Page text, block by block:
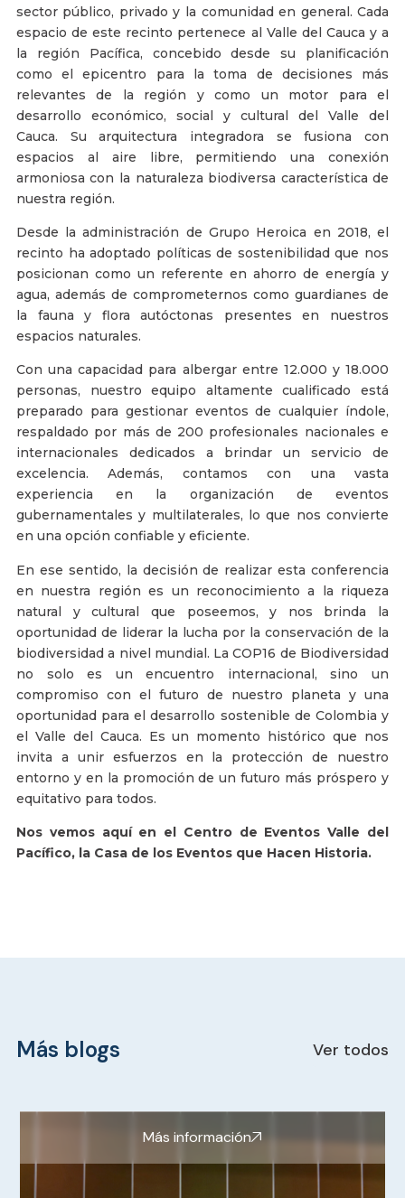
sector público, privado y la comunidad en general. Cada
espacio de este recinto pertenece al Valle del Cauca y a
la región Pacífica, concebido desde su planificación
como el epicentro para la toma de decisiones más
relevantes de la región y como un motor para el
desarrollo económico, social y cultural del Valle del
Cauca. Su arquitectura integradora se fusiona con
espacios al aire libre, permitiendo una conexión
armoniosa con la naturaleza biodiversa característica de
nuestra región.
Desde la administración de Grupo Heroica en 2018, el
recinto ha adoptado políticas de sostenibilidad que nos
posicionan como un referente en ahorro de energía y
agua, además de comprometernos como guardianes de
la fauna y flora autóctonas presentes en nuestros
espacios naturales.
Con una capacidad para albergar entre 12.000 y 18.000
personas, nuestro equipo altamente cualificado está
preparado para gestionar eventos de cualquier índole,
respaldado por más de 200 profesionales nacionales e
internacionales dedicados a brindar un servicio de
excelencia. Además, contamos con una vasta
experiencia en la organización de eventos
gubernamentales y multilaterales, lo que nos convierte
en una opción confiable y eficiente.
En ese sentido, la decisión de realizar esta conferencia
en nuestra región es un reconocimiento a la riqueza
natural y cultural que poseemos, y nos brinda la
oportunidad de liderar la lucha por la conservación de la
biodiversidad a nivel mundial. La COP16 de Biodiversidad
no solo es un encuentro internacional, sino un
compromiso con el futuro de nuestro planeta y una
oportunidad para el desarrollo sostenible de Colombia y
el Valle del Cauca. Es un momento histórico que nos
invita a unir esfuerzos en la protección de nuestro
entorno y en la promoción de un futuro más próspero y
equitativo para todos.
Nos vemos aquí en el Centro de Eventos Valle del
Pacífico, la Casa de los Eventos que Hacen Historia.
Más blogs Ver todos
Más información